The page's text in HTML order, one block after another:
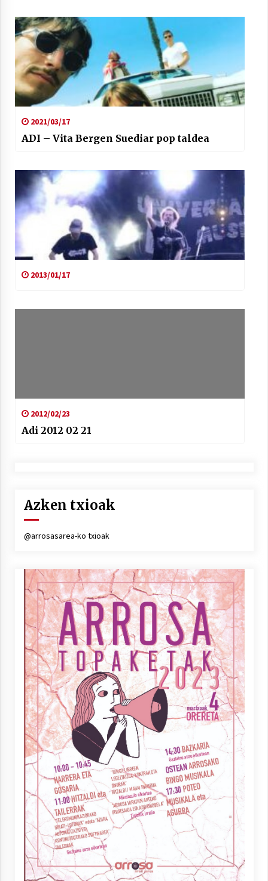
2021/03/17
ADI – Vita Bergen Suediar pop taldea
2013/01/17
2012/02/23
Adi 2012 02 21
Azken txioak
@arrosasarea-ko txioak